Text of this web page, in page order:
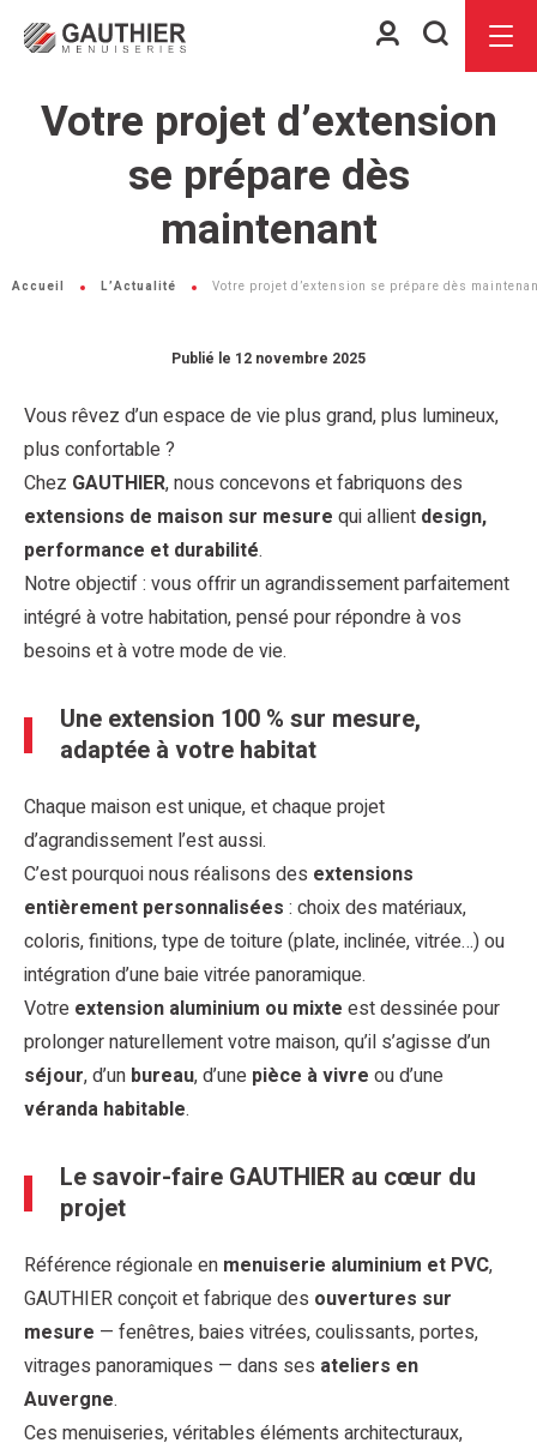
Espace
Menu
Votre projet d’extension
se prépare dès
maintenant
Accueil L’Actualité Votre projet d’extension se prépare dès
Publié le 12 novembre 2025
Vous rêvez d’un espace de vie plus grand, plus lumineux,
plus confortable ?
Chez GAUTHIER, nous concevons et fabriquons des
extensions de maison sur mesure qui allient design,
performance et durabilité.
Notre objectif : vous offrir un agrandissement parfaitement
intégré à votre habitation, pensé pour répondre à vos
besoins et à votre mode de vie.
Une extension 100 % sur mesure,
adaptée à votre habitat
Chaque maison est unique, et chaque projet
d’agrandissement l’est aussi.
C’est pourquoi nous réalisons des extensions
entièrement personnalisées : choix des matériaux,
coloris, finitions, type de toiture (plate, inclinée, vitrée…) ou
intégration d’une baie vitrée panoramique.
Votre extension aluminium ou mixte est dessinée pour
prolonger naturellement votre maison, qu’il s’agisse d’un
séjour, d’un bureau, d’une pièce à vivre ou d’une
véranda habitable.
Le savoir-faire GAUTHIER au cœur du
projet
Référence régionale en menuiserie aluminium et PVC,
GAUTHIER conçoit et fabrique des ouvertures sur
mesure — fenêtres, baies vitrées, coulissants, portes,
vitrages panoramiques — dans ses ateliers en
Auvergne.
Ces menuiseries, véritables éléments architecturaux,